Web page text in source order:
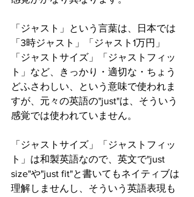
「ジャスト」という言葉は、日本では
「3時ジャスト」「ジャスト1万円」
「ジャストサイズ」「ジャストフィッ
ト」など、きっかり・適切な・ちょう
どふさわしい、という意味で使われま
すが、元々の英語の"just"は、そういう
感覚では使われていません。
「ジャストサイズ」「ジャストフィッ
ト」は和製英語なので、英文で"just
size"や"just fit"と書いてもネイティブは
理解しませんし、そういう英語表現も